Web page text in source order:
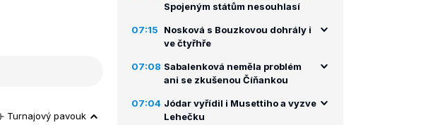
Turnajový pavouk
Spojeným státům nesouhlasí
07:15
Nosková s Bouzkovou dohrály i
ve čtyřhře
07:08 Sabalenková neměla problém
ani se zkušenou Číňankou
07:04 Jódar vyřídil i Musettiho a vyzve
Lehečku